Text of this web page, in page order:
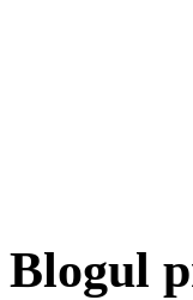
Blogul